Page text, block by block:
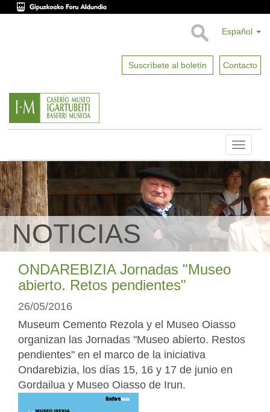
Español
Suscríbete al boletín Contacto
Toggle
NOTICIAS
ONDAREBIZIA Jornadas "Museo
abierto. Retos pendientes"
26/05/2016
Museum Cemento Rezola y el Museo Oiasso
organizan las Jornadas "Museo abierto. Restos
pendientes" en el marco de la iniciativa
Ondarebizia, los días 15, 16 y 17 de junio en
Gordailua y Museo Oiasso de Irun.